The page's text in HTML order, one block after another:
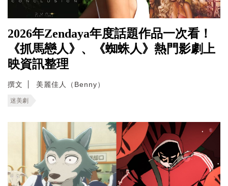
2026年Zendaya年度話題作品一次看！
《抓馬戀人》、《蜘蛛人》熱門影劇上
映資訊整理
撰文 美麗佳人（Benny）
迷美劇